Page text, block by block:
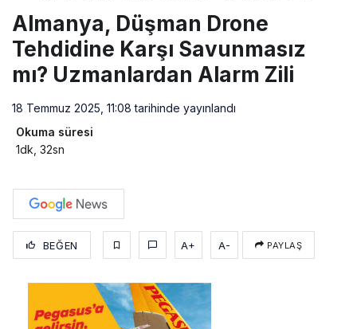
Almanya, Düşman Drone
Tehdidine Karşı Savunmasız
mı? Uzmanlardan Alarm Zili
18 Temmuz 2025, 11:08 tarihinde yayınlandı
Okuma süresi
1dk, 32sn
BEĞEN A+ A- PAYLAŞ